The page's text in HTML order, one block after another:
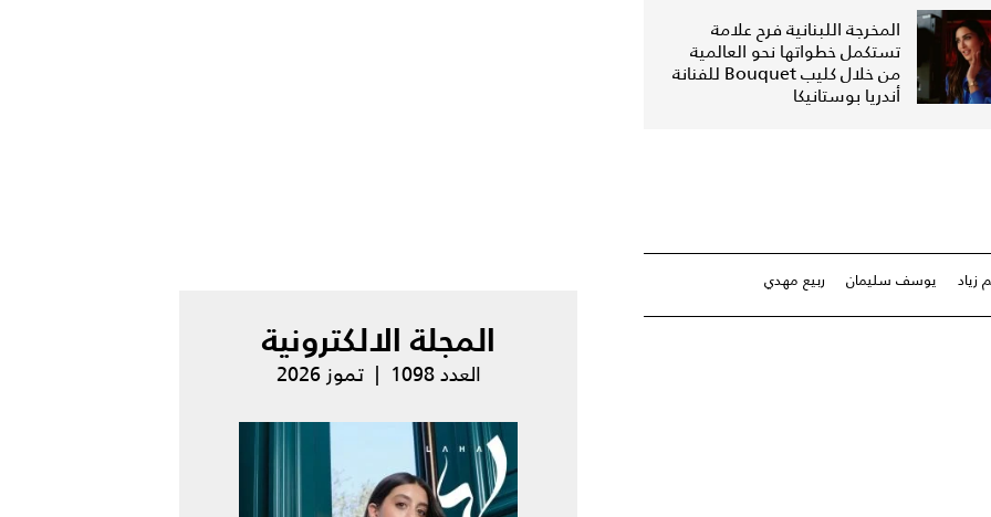
المخرجة اللبنانية فرح علامة
تستكمل خطواتها نحو العالمية
من خلال كليب Bouquet للفنانة
أندريا بوستانيكا
زياد يوسف سليمان ربيع مهدي
المجلة الالكترونية
العدد 1098 | تموز 2026